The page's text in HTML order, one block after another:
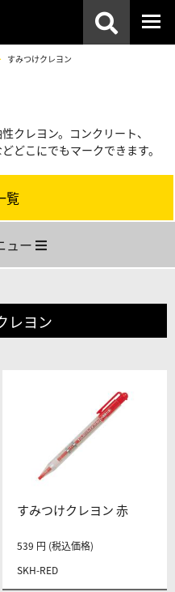
すみつけクレヨン
クレヨン。コンクリート、
どこにでもマークできます。
覧
ュー
レヨン
すみつけクレヨン 赤
SKH-RED
539 円 (税込価格)